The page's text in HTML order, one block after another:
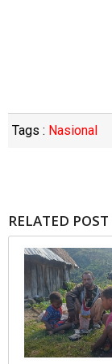
Tags : Nasional
RELATED POST